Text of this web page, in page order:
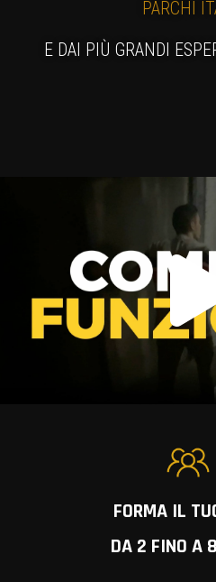
PARCHI
E DAI PIÙ GRANDI
FORMA IL
DA 2 FINO A